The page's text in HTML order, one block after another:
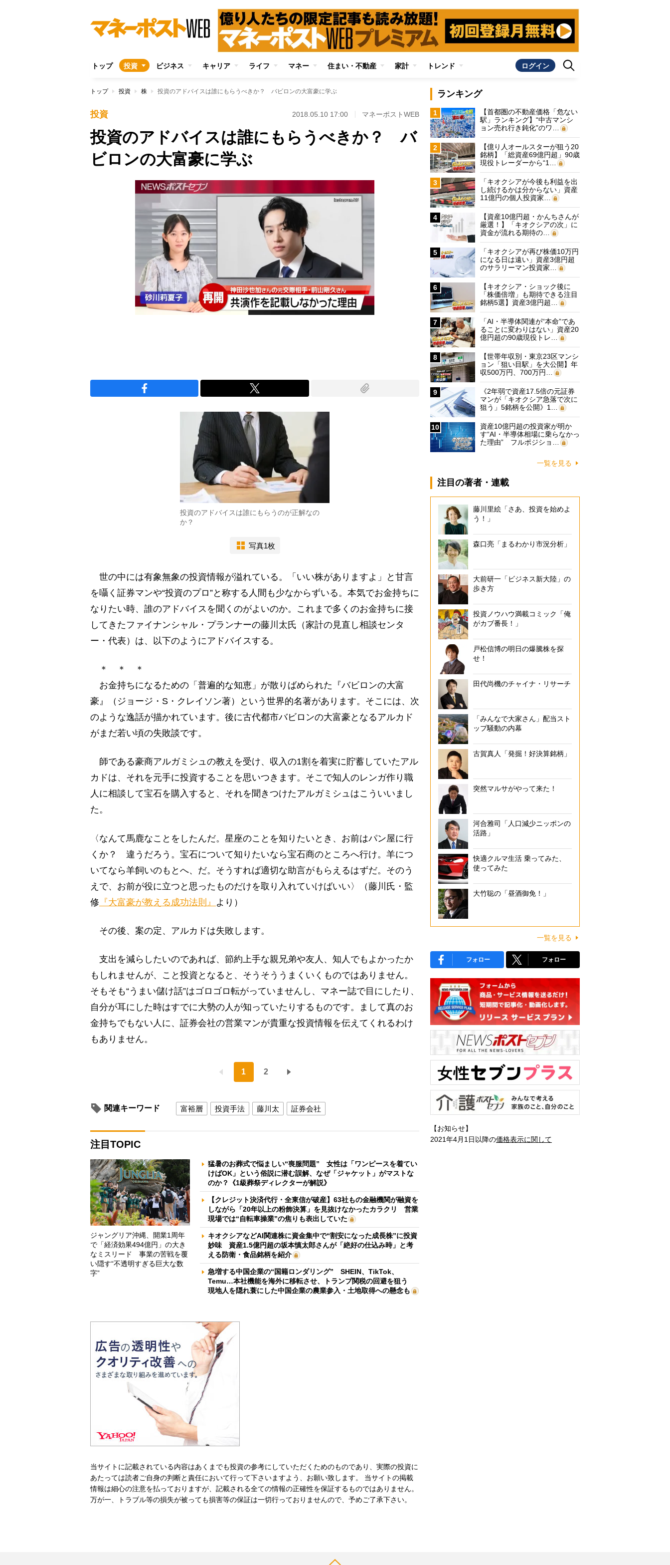
トップ 投資 ビジネス キャリア ライフ マネー 住まい・不動産 家計 トレンド ログイン
トップ 投資 株 投資のアドバイスは誰にもらうべきか？ バビロンの大富豪に学ぶ
投資 2018.05.10 17:00 マネーポストWEB
投資のアドバイスは誰にもらうべきか？ バ
ビロンの大富豪に学ぶ
投資のアドバイスは誰にもらうのが正解なの
か？
写真1枚
世の中には有象無象の投資情報が溢れている。「いい株がありますよ」と甘言
を囁く証券マンや“投資のプロ”と称する人間も少なからずいる。本気でお金持ちに
なりたい時、誰のアドバイスを聞くのがよいのか。これまで多くのお金持ちに接
してきたファイナンシャル・プランナーの藤川太氏（家計の見直し相談センタ
ー・代表）は、以下のようにアドバイスする。
＊ ＊ ＊
お金持ちになるための「普遍的な知恵」が散りばめられた『バビロンの大富
豪』（ジョージ・S・クレイソン著）という世界的名著があります。そこには、次
のような逸話が描かれています。後に古代都市バビロンの大富豪となるアルカド
がまだ若い頃の失敗談です。
師である豪商アルガミシュの教えを受け、収入の1割を着実に貯蓄していたアル
カドは、それを元手に投資することを思いつきます。そこで知人のレンガ作り職
人に相談して宝石を購入すると、それを聞きつけたアルガミシュはこういいまし
た。
〈なんて馬鹿なことをしたんだ。星座のことを知りたいとき、お前はパン屋に行
くか？ 違うだろう。宝石について知りたいなら宝石商のところへ行け。羊につ
いてなら羊飼いのもとへ、だ。そうすれば適切な助言がもらえるはずだ。そのう
えで、お前が役に立つと思ったものだけを取り入れていけばいい〉（藤川氏・監
修 『大富豪が教える成功法則』 より）
その後、案の定、アルカドは失敗します。
支出を減らしたいのであれば、節約上手な親兄弟や友人、知人でもよかったか
もしれませんが、こと投資となると、そうそううまくいくものではありません。
そもそも“うまい儲け話”はゴロゴロ転がっていませんし、マネー誌で目にしたり、
自分が耳にした時はすでに大勢の人が知っていたりするものです。まして真のお
金持ちでもない人に、証券会社の営業マンが貴重な投資情報を伝えてくれるわけ
もありません。
1 2
関連キーワード 富裕層 投資手法 藤川太 証券会社
注目TOPIC
ジャングリア沖縄、開業1周年
で「経済効果494億円」の大き
なミスリード 事業の苦戦を覆
い隠す“不透明すぎる巨大な数
字”
猛暑のお葬式で悩ましい“喪服問題” 女性は「ワンピースを着てい
けばOK」という俗説に潜む誤解、なぜ「ジャケット」がマストな
のか？《1級葬祭ディレクターが解説》
【クレジット決済代行・全東信が破産】63社もの金融機関が融資を
しながら「20年以上の粉飾決算」を見抜けなかったカラクリ 営業
現場では“自転車操業”の焦りも表出していた
キオクシアなどAI関連株に資金集中で“割安になった成長株”に投資
妙味 資産1.5億円超の坂本慎太郎さんが「絶好の仕込み時」と考
える防衛・食品銘柄を紹介
急増する中国企業の“国籍ロンダリング” SHEIN、TikTok、
Temu…本社機能を海外に移転させ、トランプ関税の回避を狙う
現地人を隠れ蓑にした中国企業の農業参入・土地取得への懸念も
当サイトに記載されている内容はあくまでも投資の参考にしていただくためのものであり、実際の投資に
あたっては読者ご自身の判断と責任において行って下さいますよう、お願い致します。 当サイトの掲載
情報は細心の注意を払っておりますが、記載される全ての情報の正確性を保証するものではありません。
万が一、トラブル等の損失が被っても損害等の保証は一切行っておりませんので、予めご了承下さい。
ランキング
1
【首都圏の不動産価格「危ない
駅」ランキング】“中古マンシ
ョン売れ行き鈍化”のワ…
2
【億り人オールスターが狙う20
銘柄】「総資産69億円超」90歳
現役トレーダーから“1…
3
「キオクシアが今後も利益を出
し続けるかは分からない」資産
11億円の個人投資家…
4
【資産10億円超・かんちさんが
厳選！】「キオクシアの次」に
資金が流れる期待の…
5
「キオクシアが再び株価10万円
になる日は遠い」資産3億円超
のサラリーマン投資家…
6
【キオクシア・ショック後に
「株価倍増」も期待できる注目
銘柄5選】資産3億円超…
7
「AI・半導体関連が“本命”であ
ることに変わりはない」資産20
億円超の90歳現役トレ…
8
【世帯年収別・東京23区マンシ
ョン「狙い目駅」を大公開】年
収500万円、700万円…
9
《2年弱で資産17.5倍の元証券
マンが「キオクシア急落で次に
狙う」5銘柄を公開》1…
10
資産10億円超の投資家が明か
す“AI・半導体相場に乗らなかっ
た理由” フルポジショ…
一覧を見る
注目の著者・連載
藤川里絵「さあ、投資を始めよ
う！」
森口亮「まるわかり市況分析」
大前研一「ビジネス新大陸」の
歩き方
投資ノウハウ満載コミック「俺
がカブ番長！」
戸松信博の明日の爆騰株を探
せ！
田代尚機のチャイナ・リサーチ
「みんなで大家さん」配当スト
ップ騒動の内幕
古賀真人「発掘！好決算銘柄」
突然マルサがやって来た！
河合雅司「人口減少ニッポンの
活路」
快適クルマ生活 乗ってみた、
使ってみた
大竹聡の「昼酒御免！」
一覧を見る
フォロー フォロー
【お知らせ】
2021年4月1日以降の価格表示に関して